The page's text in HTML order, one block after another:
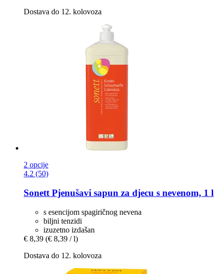
Dostava do 12. kolovoza
2 opcije
4.2 (50)
Sonett Pjenušavi sapun za djecu s nevenom, 1 l
s esencijom spagiričnog nevena
biljni tenzidi
izuzetno izdašan
€ 8,39 (€ 8,39 / l)
Dostava do 12. kolovoza